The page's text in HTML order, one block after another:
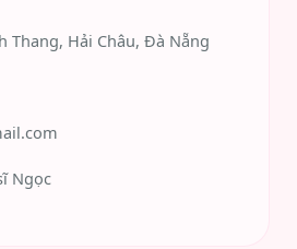
Thang, Hải Châu, Đà Nẵng
Ngọc